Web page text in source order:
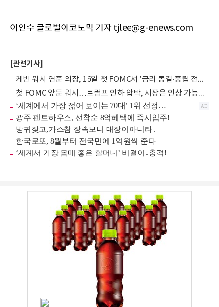
이인수 글로벌이코노믹 기자 tjlee@g-enews.com
[관련기사]
케빈 워시 연준 의장, 16일 첫 FOMC서 '금리 동결·중립 전환' 예고
첫 FOMC 앞둔 워시…트럼프 인하 압박, 시장은 인상 가능성 주시